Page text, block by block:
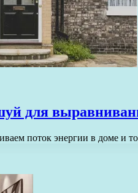
для
поток энергии в доме и